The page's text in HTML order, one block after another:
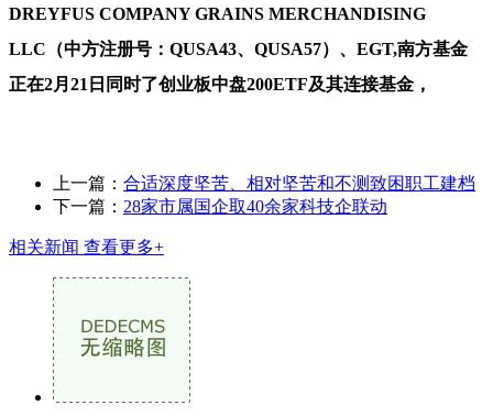
DREYFUS COMPANY GRAINS MERCHANDISING
LLC（中方注册号：QUSA43、QUSA57）、EGT,南方基金
正在2月21日同时了创业板中盘200ETF及其连接基金，
上一篇： 合适深度坚苦、相对坚苦和不测致困职工建档
下一篇： 28家市属国企取40余家科技企联动
相关新闻 查看更多+